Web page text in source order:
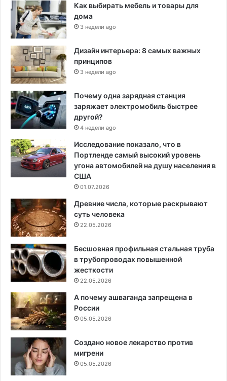
Как выбирать мебель и товары для
дома
3 недели ago
Дизайн интерьера: 8 самых важных
принципов
3 недели ago
Почему одна зарядная станция
заряжает электромобиль быстрее
другой?
4 недели ago
Исследование показало, что в
Портленде самый высокий уровень
угона автомобилей на душу населения в
США
01.07.2026
Древние числа, которые раскрывают
суть человека
22.05.2026
Бесшовная профильная стальная труба
в трубопроводах повышенной
жесткости
22.05.2026
А почему ашваганда запрещена в
России
05.05.2026
Создано новое лекарство против
мигрени
05.05.2026